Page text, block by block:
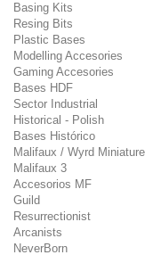
Basing Kits
Resing Bits
Plastic Bases
Modelling Accesories
Gaming Accesories
Bases HDF
Sector Industrial
Historical - Polish
Bases Histórico
Malifaux / Wyrd
Malifaux 3
Accesorios MF
Guild
Resurrectionist
Arcanists
NeverBorn